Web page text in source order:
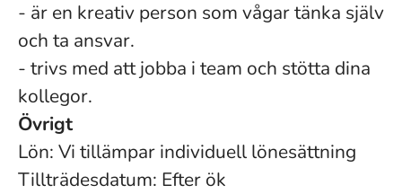
- är en kreativ person som vågar tänka själv
och ta ansvar.
- trivs med att jobba i team och stötta dina
kollegor.
Övrigt
Lön: Vi tillämpar individuell lönesättning
Tillträdesdatum: Efter ök